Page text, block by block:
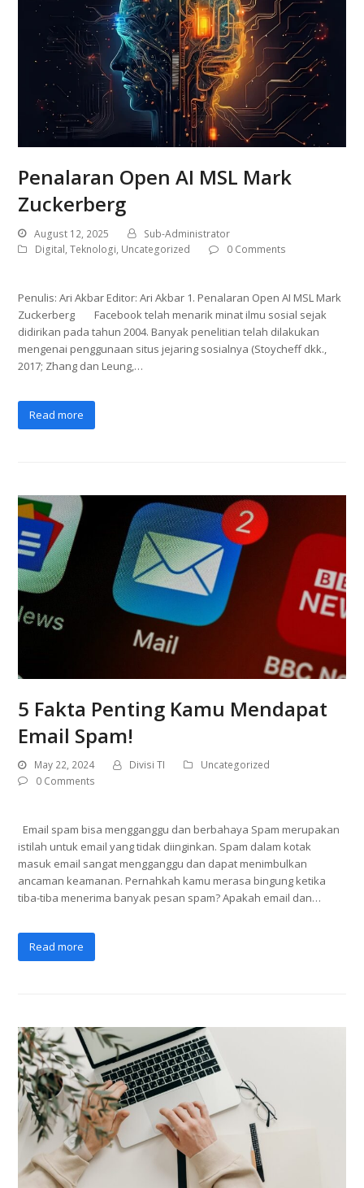
Penalaran Open AI MSL Mark
Zuckerberg
August 12, 2025
Sub-Administrator
Digital,Teknologi, Uncategorized 0 Comments
Penulis: Ari Akbar Editor: Ari Akbar 1. Penalaran Open AI MSL Mark
Zuckerberg Facebook telah menarik minat ilmu sosial sejak
didirikan pada tahun 2004. Banyak penelitian telah dilakukan
mengenai penggunaan situs jejaring sosialnya (Stoycheff dkk.,
2017; Zhang dan Leung,…
Read more
5 Fakta Penting Kamu Mendapat
Email Spam!
May 22, 2024 Divisi TI
Uncategorized
0 Comments
Email spam bisa mengganggu dan berbahaya Spam merupakan
istilah untuk email yang tidak diinginkan. Spam dalam kotak
masuk email sangat mengganggu dan dapat menimbulkan
ancaman keamanan. Pernahkah kamu merasa bingung ketika
tiba-tiba menerima banyak pesan spam? Apakah email dan…
Read more